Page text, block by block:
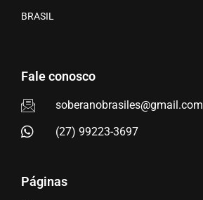
BRASIL
Fale conosco
soberanobrasiles@gmail.com
(27) 99223-3697
Páginas